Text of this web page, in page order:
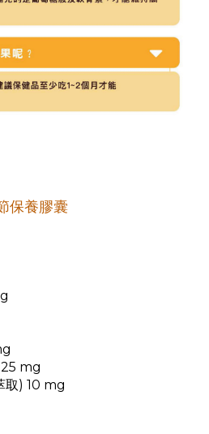
保養膠囊
mg
取) 10 mg